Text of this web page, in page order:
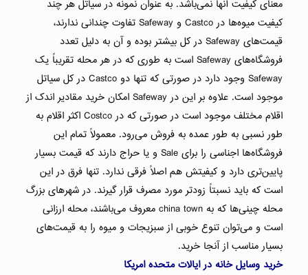
معنای کیفیت آنها نمی‌باشد. به عنوان نمونه در سیاتل هر چند
کیفیت میوه‌ها در Castco و Safeway تفاوت چندانی ندارند،
قیمت‌های Safeway در کل بیشتر بوده و آن به دلیل تعدد
فروشگاه‌های Safeway است به طوری که در هر محله تقریباً یک
Safeway وجود دارد در صورتی که تنها دو Castco در کل سیاتل
موجود است. علاوه بر این در Safeway امکان خرید مقادیر اندک از
اقلام مختلف موجود است در صورتی که در Costco اکثر اقلام به
طور نسبی به طور عمده به فروش می‌رود. معمولاً تمام این
فروشگاه‌ها اجناسی را برای Sale و یا حراج دارند که قیمت بسیار
پایین‌تری دارد و کیفیتش هم اصلاً فرقی ندارد. تنها فرق در این
است که باید نسبتاً زودتر مورد مصرف قرار گیرند. در شهرهای بزرگ
محله چینی‌ها که به china town معروف می‌باشند، محله‌ ارزانی
است و می‌توان تنوع خوبی از سبزیجات و میوه را به قیمت‌های
بسیار مناسب از آنجا خرید.
خرید وسایل خانه در ایالات متحده امریکا